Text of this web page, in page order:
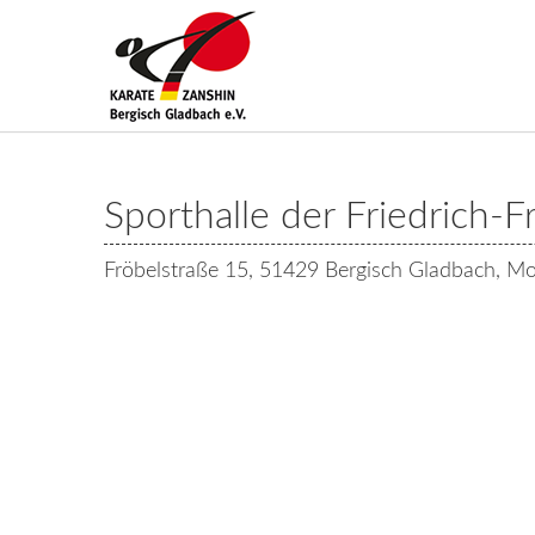
Sporthalle der Friedrich-
Fröbelstraße 15, 51429 Bergisch Gladbach,